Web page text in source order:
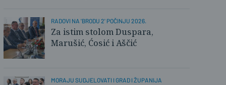
RADOVI NA 'BRODU 2' POČINJU 2026.
Za istim stolom Duspara,
Marušić, Ćosić i Aščić
MORAJU SUDJELOVATI I GRAD I ŽUPANIJA